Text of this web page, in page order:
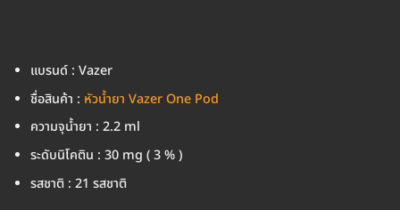
แบรนด์ : Vazer
ชื่อสินค้า : หัวน้ำยา Vazer One Pod
ความจุน้ำยา : 2.2 ml
ระดับนิโคติน : 30 mg ( 3 % )
รสชาติ : 21 รสชาติ